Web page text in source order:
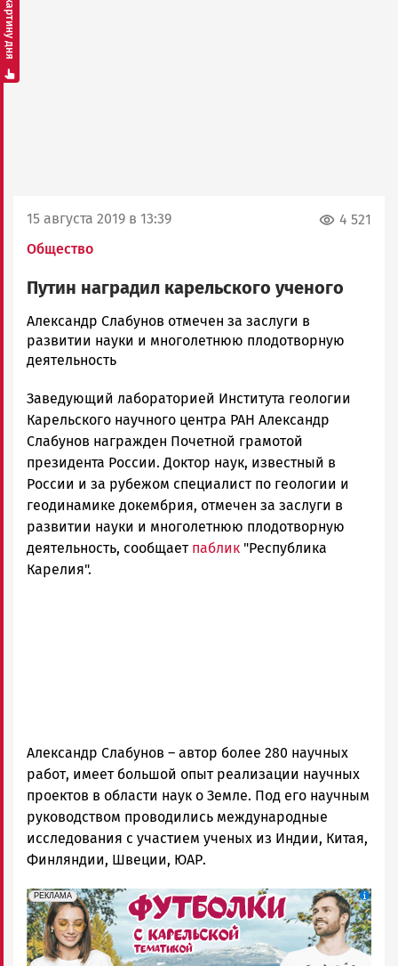
15 августа 2019 в 13:39
Общество
4 521
Путин наградил карельского ученого
Ольга
Гаврилова
Новости
и
Карелии
|
Петрозаводск
ГОВОРИТ
Александр Слабунов отмечен за заслуги в
развитии науки и многолетнюю плодотворную
деятельность
Заведующий лабораторией Института геологии
Карельского научного центра РАН Александр
Слабунов награжден Почетной грамотой
президента России. Доктор наук, известный в
России и за рубежом специалист по геологии и
геодинамике докембрия, отмечен за заслуги в
развитии науки и многолетнюю плодотворную
деятельность, сообщает паблик "Республика
Карелия".
Александр Слабунов – автор более 280 научных
работ, имеет большой опыт реализации научных
проектов в области наук о Земле. Под его научным
руководством проводились международные
исследования с участием ученых из Индии, Китая,
Финляндии, Швеции, ЮАР.
erid: Pb3XmBtzt7qh4nNaikXnuHE1bzSb6Vb4eeL28Ue
РЕКЛАМА
Реклама